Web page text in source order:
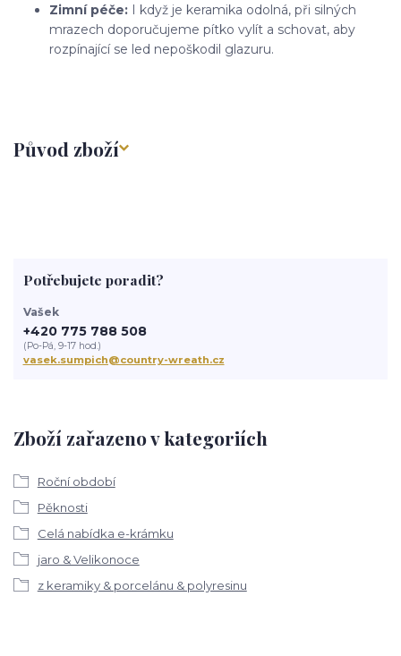
Zimní péče: I když je keramika odolná, při silných
mrazech doporučujeme pítko vylít a schovat, aby
rozpínající se led nepoškodil glazuru.
Původ zboží
Zboží zařazeno v kategoriích
Roční období
Pěknosti
Celá nabídka e-krámku
jaro & Velikonoce
z keramiky & porcelánu & polyresinu
Potřebujete poradit?
Vašek
+420 775 788 508
(Po-Pá, 9-17 hod.)
vasek.sumpich@country-wreath.cz